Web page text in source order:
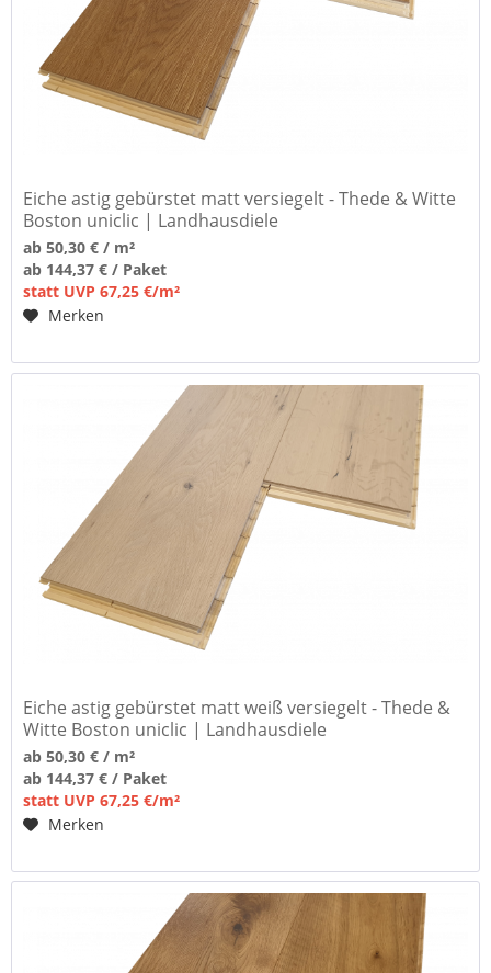
Eiche astig gebürstet matt versiegelt - Thede & Witte
Boston uniclic | Landhausdiele
ab 50,30 € / m²
ab 144,37 € / Paket
statt UVP 67,25 €/m²
Merken
Eiche astig gebürstet matt weiß versiegelt - Thede &
Witte Boston uniclic | Landhausdiele
ab 50,30 € / m²
ab 144,37 € / Paket
statt UVP 67,25 €/m²
Merken